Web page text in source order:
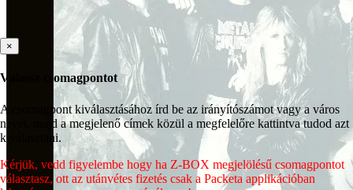
×
Válassz csomagpontot
A csomagpont kiválasztásához írd be az irányítószámot vagy a város
nevét, majd a megjelenő címek közül a megfelelőre kattintva tudod azt
kiválasztani.
Kérjük, vedd figyelembe hogy ha Z-BOX megjelölésű csomagpontot
választasz, ott az utánvétes fizetés csak a Packeta applikációban